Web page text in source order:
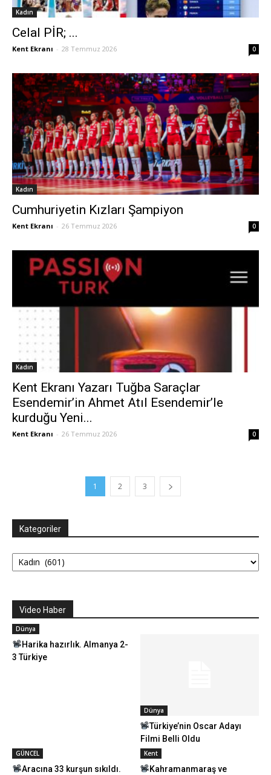
Kadın
Celal PİR; ...
Kent Ekranı - 28 Temmuz 2026 0
Kadın
Cumhuriyetin Kızları Şampiyon
Kent Ekranı - 26 Temmuz 2026 0
Kadın
Kent Ekranı Yazarı Tuğba Saraçlar
Esendemir’in Ahmet Atıl Esendemir’le
kurduğu Yeni...
Kent Ekranı - 26 Temmuz 2026 0
1 2 3
Kategoriler
Kategoriler
Video Haber
Dünya
Harika hazırlık. Almanya 2-
3 Türkiye
Dünya
Türkiye’nin Oscar Adayı
Filmi Belli Oldu
GÜNCEL
Aracına 33 kurşun sıkıldı.
Kent
Kahramanmaraş ve